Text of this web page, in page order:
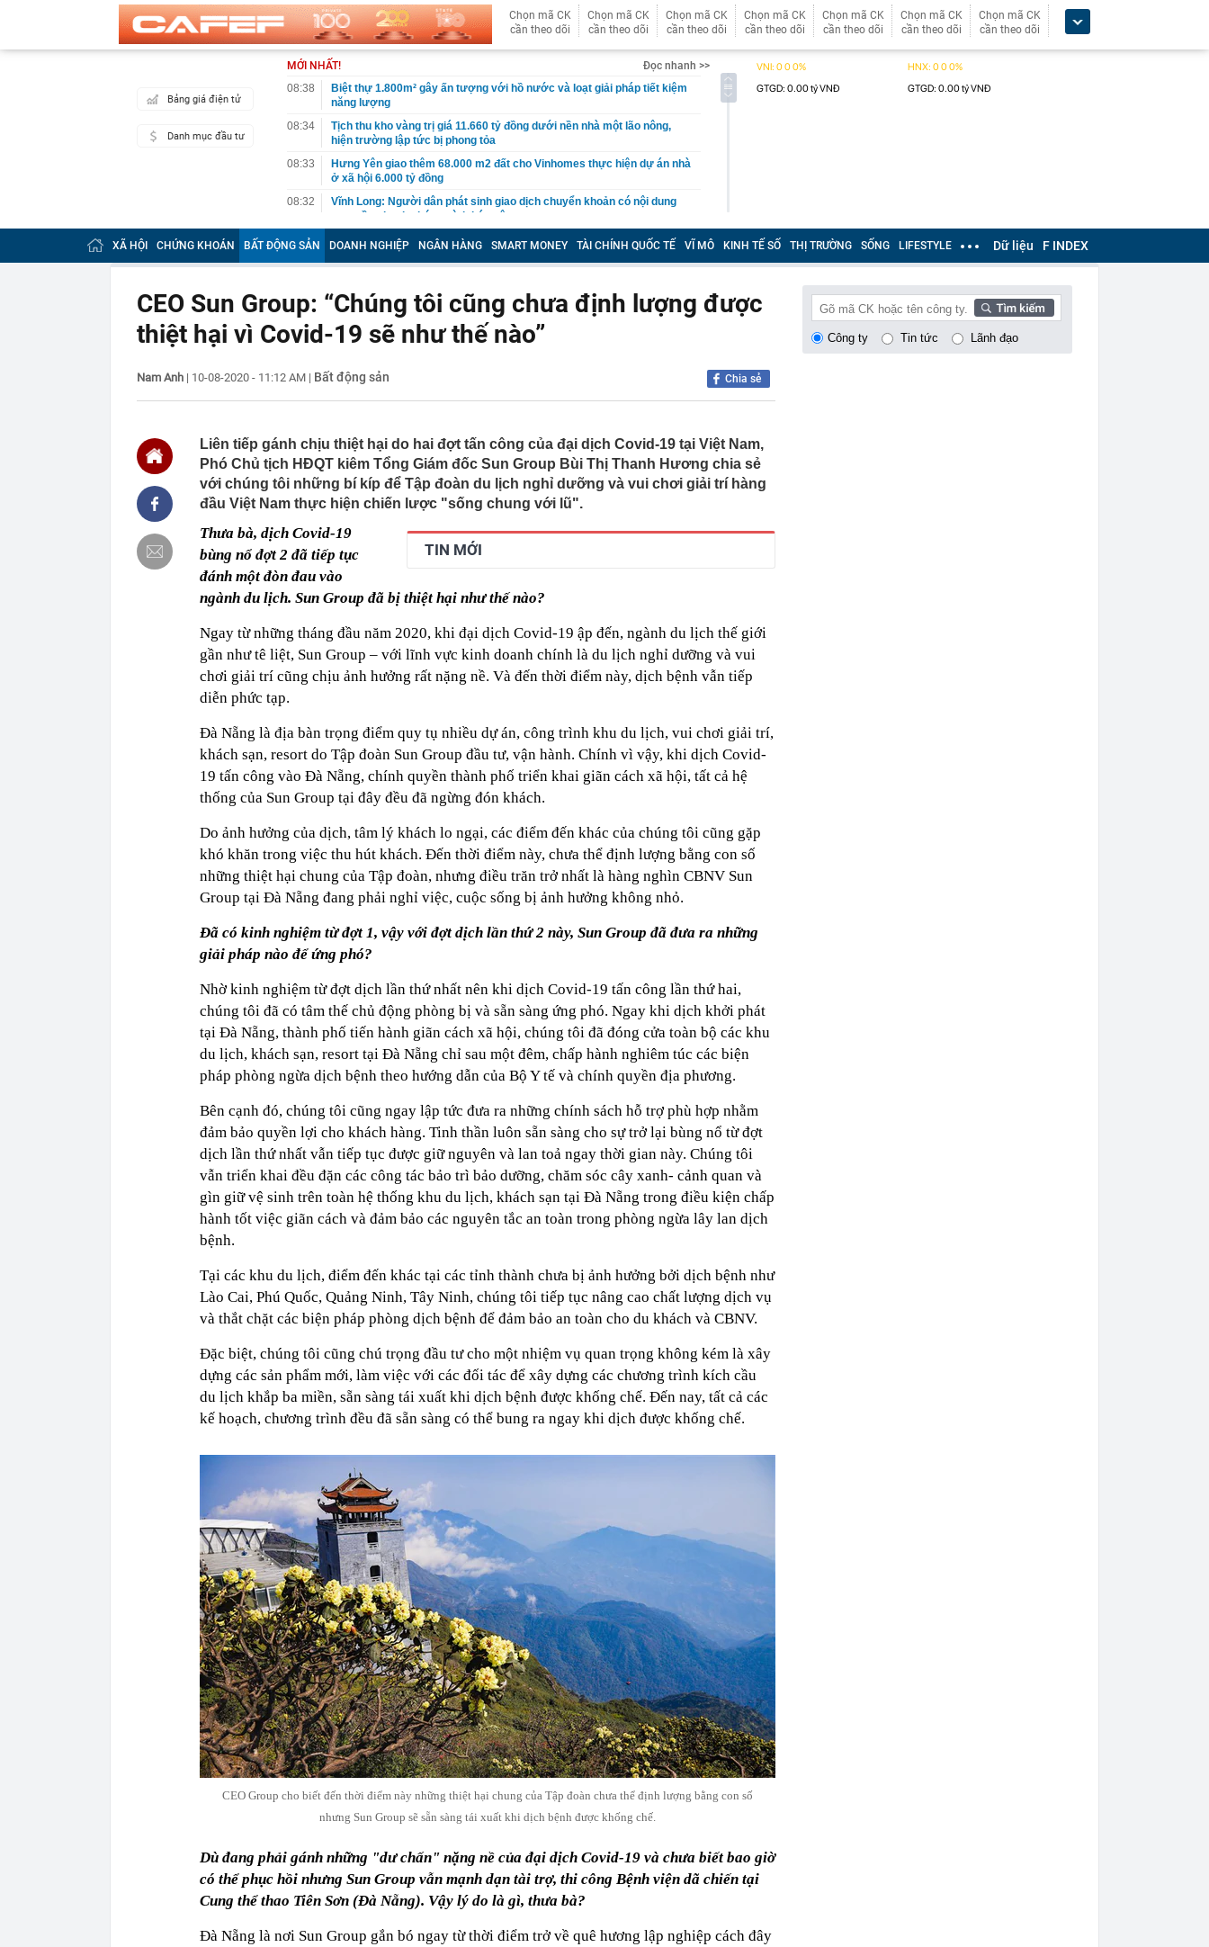
Chọn mã CK
cần theo dõi
Chọn mã CK
cần theo dõi
Chọn mã CK
cần theo dõi
Chọn mã CK
cần theo dõi
Chọn mã CK
cần theo dõi
Chọn mã CK
cần theo dõi
Chọn mã CK
cần theo dõi
Bảng giá điện tử
Danh mục đầu tư
MỚI NHẤT!
Đọc nhanh >>
08:38
Biệt thự 1.800m² gây ấn tượng với hồ nước và loạt giải pháp tiết kiệm
năng lượng
08:34
Tịch thu kho vàng trị giá 11.660 tỷ đồng dưới nền nhà một lão nông,
hiện trường lập tức bị phong tỏa
08:33
Hưng Yên giao thêm 68.000 m2 đất cho Vinhomes thực hiện dự án nhà
ở xã hội 6.000 tỷ đồng
08:32
Vĩnh Long: Người dân phát sinh giao dịch chuyển khoản có nội dung
sau, cần nhanh chóng trình báo công an
08:30
Công an đề nghị 856 chủ phương tiện vi phạm mang biển số sau nhanh
chóng nộp phạt nguội theo Nghị định 168
thách thức Honda Air Blade và Yamaha NVX
08:27
Ngày 7/8, Quốc hội thảo luận về chính sách đặc thù cho các dự án
phục vụ APEC 2027
08:18
Thông báo quan trọng đến người thường xuyên giao dịch chuyển
khoản
08:12
Người bán cá gần 20 năm nói thẳng: 4 loại cá chép cho không cũng
đừng lấy, "dại" lắm mới mua về nhà
08:10
Sông Hồng sẽ trở thành 'trục sống' mới của Thủ đô Hà Nội
08:06
Vì sao ngày càng nhiều gia đình khá giả không còn dùng bồn tắm và
quyết định đập bỏ?
08:05
Giá vàng miếng, vàng nhẫn ngày 7/8 tại SJC, Bảo Tín Mạnh Hải, Bảo
Tín Minh Châu, DOJI, Phú Quý,...
08:04
Không chỉ động cơ, Nga “chẳng cần học ai” cũng tự làm được bộ phận
máy bay sánh ngang mọi tên tuổi thế giới
Mỹ nhân Việt được đề cử đẹp nhất thế giới: Mặt sang không góc chết,
dáng chuẩn không phải bàn
08:00
07:58
Mỗi chiếc ô tô bán ra đang đóng góp gì cho ngân sách Việt Nam?
Lắc vàng 3 chỉ rơi xuống biển Đà Nẵng, nữ du khách bật khóc, tuyệt
vọng: Diễn biến bất ngờ sau đó
XÃ HỘI CHỨNG KHOÁN BẤT ĐỘNG SẢN DOANH NGHIỆP NGÂN HÀNG SMART MONEY TÀI CHÍNH QUỐC TẾ VĨ MÔ KINH TẾ SỐ THỊ TRƯỜNG SỐNG LIFESTYLE Dữ liệu F INDEX
CEO Sun Group: “Chúng tôi cũng chưa định lượng được
thiệt hại vì Covid-19 sẽ như thế nào”
Nam Anh | 10-08-2020 - 11:12 AM | Bất động sản Chia sẻ
Liên tiếp gánh chịu thiệt hại do hai đợt tấn công của đại dịch Covid-19 tại Việt Nam,
Phó Chủ tịch HĐQT kiêm Tổng Giám đốc Sun Group Bùi Thị Thanh Hương chia sẻ
với chúng tôi những bí kíp để Tập đoàn du lịch nghỉ dưỡng và vui chơi giải trí hàng
đầu Việt Nam thực hiện chiến lược "sống chung với lũ".
TIN MỚI
Thưa bà, dịch Covid-19
bùng nổ đợt 2 đã tiếp tục
đánh một đòn đau vào
ngành du lịch. Sun Group đã bị thiệt hại như thế nào?
Ngay từ những tháng đầu năm 2020, khi đại dịch Covid-19 ập đến, ngành du lịch thế giới
gần như tê liệt, Sun Group – với lĩnh vực kinh doanh chính là du lịch nghỉ dưỡng và vui
chơi giải trí cũng chịu ảnh hưởng rất nặng nề. Và đến thời điểm này, dịch bệnh vẫn tiếp
diễn phức tạp.
Đà Nẵng là địa bàn trọng điểm quy tụ nhiều dự án, công trình khu du lịch, vui chơi giải trí,
khách sạn, resort do Tập đoàn Sun Group đầu tư, vận hành. Chính vì vậy, khi dịch Covid-
19 tấn công vào Đà Nẵng, chính quyền thành phố triển khai giãn cách xã hội, tất cả hệ
thống của Sun Group tại đây đều đã ngừng đón khách.
Do ảnh hưởng của dịch, tâm lý khách lo ngại, các điểm đến khác của chúng tôi cũng gặp
khó khăn trong việc thu hút khách. Đến thời điểm này, chưa thể định lượng bằng con số
những thiệt hại chung của Tập đoàn, nhưng điều trăn trở nhất là hàng nghìn CBNV Sun
Group tại Đà Nẵng đang phải nghỉ việc, cuộc sống bị ảnh hưởng không nhỏ.
Đã có kinh nghiệm từ đợt 1, vậy với đợt dịch lần thứ 2 này, Sun Group đã đưa ra những
giải pháp nào để ứng phó?
Nhờ kinh nghiệm từ đợt dịch lần thứ nhất nên khi dịch Covid-19 tấn công lần thứ hai,
chúng tôi đã có tâm thế chủ động phòng bị và sẵn sàng ứng phó. Ngay khi dịch khởi phát
tại Đà Nẵng, thành phố tiến hành giãn cách xã hội, chúng tôi đã đóng cửa toàn bộ các khu
du lịch, khách sạn, resort tại Đà Nẵng chỉ sau một đêm, chấp hành nghiêm túc các biện
pháp phòng ngừa dịch bệnh theo hướng dẫn của Bộ Y tế và chính quyền địa phương.
Bên cạnh đó, chúng tôi cũng ngay lập tức đưa ra những chính sách hỗ trợ phù hợp nhằm
đảm bảo quyền lợi cho khách hàng. Tinh thần luôn sẵn sàng cho sự trở lại bùng nổ từ đợt
dịch lần thứ nhất vẫn tiếp tục được giữ nguyên và lan toả ngay thời gian này. Chúng tôi
vẫn triển khai đều đặn các công tác bảo trì bảo dưỡng, chăm sóc cây xanh- cảnh quan và
gìn giữ vệ sinh trên toàn hệ thống khu du lịch, khách sạn tại Đà Nẵng trong điều kiện chấp
hành tốt việc giãn cách và đảm bảo các nguyên tắc an toàn trong phòng ngừa lây lan dịch
bệnh.
Tại các khu du lịch, điểm đến khác tại các tỉnh thành chưa bị ảnh hưởng bởi dịch bệnh như
Lào Cai, Phú Quốc, Quảng Ninh, Tây Ninh, chúng tôi tiếp tục nâng cao chất lượng dịch vụ
và thắt chặt các biện pháp phòng dịch bệnh để đảm bảo an toàn cho du khách và CBNV.
Đặc biệt, chúng tôi cũng chú trọng đầu tư cho một nhiệm vụ quan trọng không kém là xây
dựng các sản phẩm mới, làm việc với các đối tác để xây dựng các chương trình kích cầu
du lịch khắp ba miền, sẵn sàng tái xuất khi dịch bệnh được khống chế. Đến nay, tất cả các
kế hoạch, chương trình đều đã sẵn sàng có thể bung ra ngay khi dịch được khống chế.
CEO Group cho biết đến thời điểm này những thiệt hại chung của Tập đoàn chưa thể định lượng bằng con số
nhưng Sun Group sẽ sẵn sàng tái xuất khi dịch bệnh được khống chế.
Dù đang phải gánh những "dư chấn" nặng nề của đại dịch Covid-19 và chưa biết bao giờ
có thể phục hồi nhưng Sun Group vẫn mạnh dạn tài trợ, thi công Bệnh viện dã chiến tại
Cung thể thao Tiên Sơn (Đà Nẵng). Vậy lý do là gì, thưa bà?
Đà Nẵng là nơi Sun Group gắn bó ngay từ thời điểm trở về quê hương lập nghiệp cách đây
Công ty Tin tức Lãnh đạo